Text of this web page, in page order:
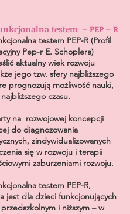
testem – PEP – R
testem PEP-R (Profil
Pep-r E. Schoplera)
aktualny wiek rozwoju
jego tzw. sfery najbliższego
prognozują możliwość nauki,
czasu.
na rozwojowej koncepcji
do diagnozowania
zindywidualizowanych
się w rozwoju i terapii
zaburzeniami rozwoju.
testem PEP-R,
jest dla dzieci funkcjonujących
i niższym – w